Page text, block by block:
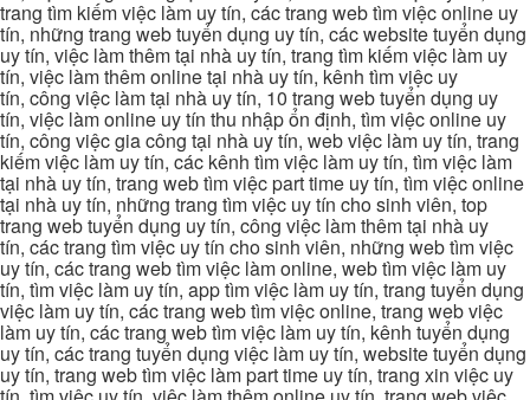
trang tìm kiếm việc làm uy tín, các trang web tìm việc online uy
tín, những trang web tuyển dụng uy tín, các website tuyển dụng
uy tín, việc làm thêm tại nhà uy tín, trang tìm kiếm việc làm uy
tín, việc làm thêm online tại nhà uy tín, kênh tìm việc uy
tín, công việc làm tại nhà uy tín, 10 trang web tuyển dụng uy
tín, việc làm online uy tín thu nhập ổn định, tìm việc online uy
tín, công việc gia công tại nhà uy tín, web việc làm uy tín, trang
kiếm việc làm uy tín, các kênh tìm việc làm uy tín, tìm việc làm
tại nhà uy tín, trang web tìm việc part time uy tín, tìm việc online
tại nhà uy tín, những trang tìm việc uy tín cho sinh viên, top
trang web tuyển dụng uy tín, công việc làm thêm tại nhà uy
tín, các trang tìm việc uy tín cho sinh viên, những web tìm việc
uy tín, các trang web tìm việc làm online, web tìm việc làm uy
tín, tìm việc làm uy tín, app tìm việc làm uy tín, trang tuyển dụng
việc làm uy tín, các trang web tìm việc online, trang web việc
làm uy tín, các trang web tìm việc làm uy tín, kênh tuyển dụng
uy tín, các trang tuyển dụng việc làm uy tín, website tuyển dụng
uy tín, trang web tìm việc làm part time uy tín, trang xin việc uy